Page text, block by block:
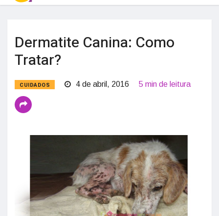
Dermatite Canina: Como
Tratar?
CUIDADOS 4 de abril, 2016 5 min de leitura